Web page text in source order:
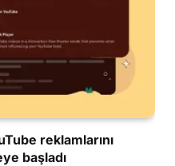
reklamlarını
başladı